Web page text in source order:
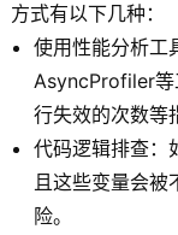
方式有以下几种：
使用性能分析工
AsyncProfiler等
行失效的次数等
代码逻辑排查：
且这些变量会被
险。